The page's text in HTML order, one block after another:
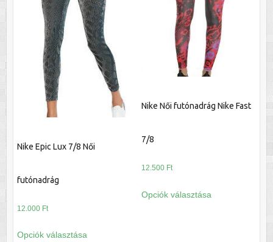
változatok
a
termékoldalon
választhatók
változatok
a
termékoldalon
választhatók
ki
Nike Epic Lux 7/8 Női
futónadrág
12.000 Ft
Opciók választása
Nike Női futónadrág Nike Fast
7/8
12.500 Ft
Opciók választása
a